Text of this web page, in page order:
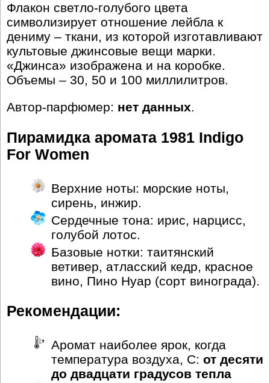
Флакон светло-голубого цвета
символизирует отношение лейбла к
дениму – ткани, из которой изготавливают
культовые джинсовые вещи марки.
«Джинса» изображена и на коробке.
Объемы – 30, 50 и 100 миллилитров.
Автор-парфюмер: нет данных.
Пирамидка аромата 1981 Indigo
For Women
Верхние ноты: морские ноты,
сирень, инжир.
Сердечные тона: ирис, нарцисс,
голубой лотос.
Базовые нотки: таитянский
ветивер, атласский кедр, красное
вино, Пино Нуар (сорт винограда).
Рекомендации:
Аромат наиболее ярок, когда
температура воздуха, С: от десяти
до двадцати градусов тепла